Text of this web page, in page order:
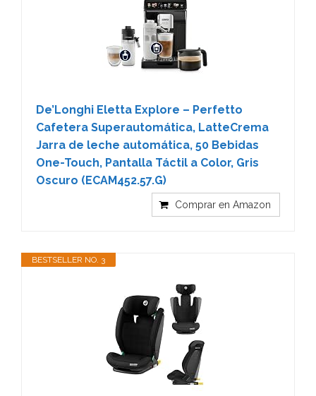
De’Longhi Eletta Explore – Perfetto
Cafetera Superautomática, LatteCrema
Jarra de leche automática, 50 Bebidas
One-Touch, Pantalla Táctil a Color, Gris
Oscuro (ECAM452.57.G)
Comprar en Amazon
BESTSELLER NO. 3